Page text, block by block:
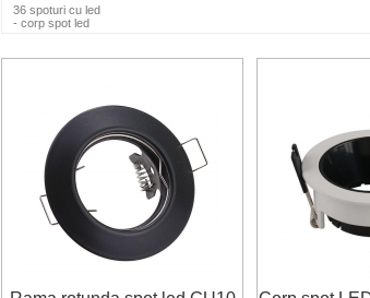
36 spoturi cu led
- corp spot led